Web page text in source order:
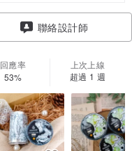
聯絡設計師
回應率
53%
上次上線
超過 1 週